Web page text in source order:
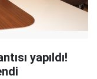
yapıldı!